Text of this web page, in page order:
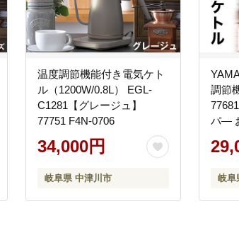
温度調節機能付き電気ケト
ル（1200W/0.8L） EGL-
C1281【グレージュ】
77751 F4N-0706
34,000円
岐阜県 中津川市
調節
パ―
すい
度調
ッチ
家電
岐阜